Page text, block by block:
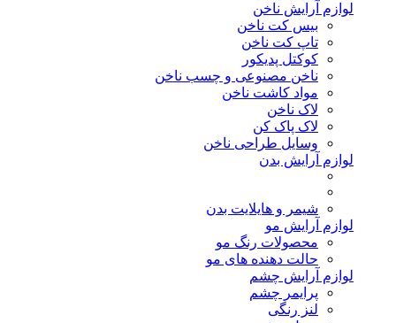
لوازم آرایش ناخن
بیس کت ناخن
تاپ کت ناخن
کوکتل پدیکور
ناخن مصنوعی و چسب ناخن
مواد کاشت ناخن
لاک ناخن
لاک پاک کن
وسایل طراحی ناخن
لوازم آرایش بدن
شیمر و هایلایت بدن
لوازم آرایش مو
محصولات رنگ مو
حالت دهنده های مو
لوازم آرایش چشم
پرایمر چشم
لنز رنگی